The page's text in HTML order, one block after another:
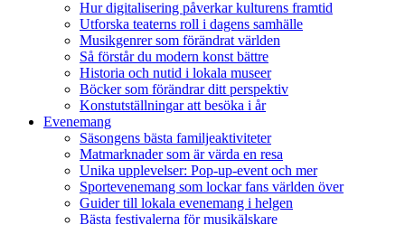
Hur digitalisering påverkar kulturens framtid
Utforska teaterns roll i dagens samhälle
Musikgenrer som förändrat världen
Så förstår du modern konst bättre
Historia och nutid i lokala museer
Böcker som förändrar ditt perspektiv
Konstutställningar att besöka i år
Evenemang
Säsongens bästa familjeaktiviteter
Matmarknader som är värda en resa
Unika upplevelser: Pop-up-event och mer
Sportevenemang som lockar fans världen över
Guider till lokala evenemang i helgen
Bästa festivalerna för musikälskare